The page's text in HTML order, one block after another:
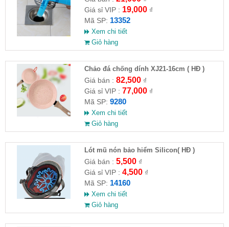
Giá sỉ VIP : 19,000₫
Mã SP: 13352
Xem chi tiết
Giỏ hàng
Chảo đá chống dính XJ21-16cm ( HĐ )
Giá bán : 82,500₫
Giá sỉ VIP : 77,000₫
Mã SP: 9280
Xem chi tiết
Giỏ hàng
Lót mũ nón bảo hiểm Silicon( HĐ )
Giá bán : 5,500₫
Giá sỉ VIP : 4,500₫
Mã SP: 14160
Xem chi tiết
Giỏ hàng